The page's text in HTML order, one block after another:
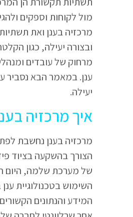
מול לקוחות וספקים
מרכזיה בענן ואת
ובצורה יעילה, כגון
מרחוק של עובדים
ענן. במאמר הבא נסביר
יעילה.
איך מרכזיה
מרכזיה בענן נחשבת
הצורך בהשקעה בציוד
של מערכת שלמה, היום
השימוש בטכנולוגיית
המידע והנתונים